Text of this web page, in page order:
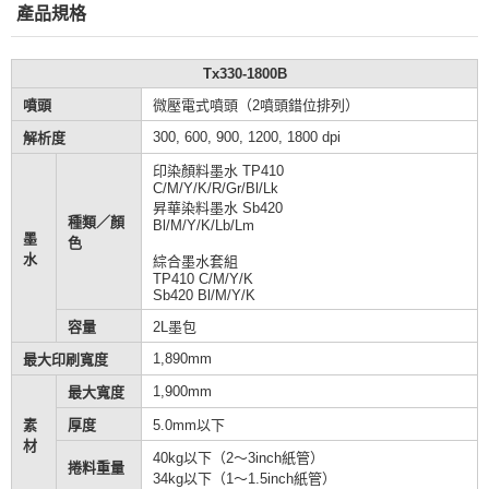
產品規格
Tx330-1800B
噴頭
微壓電式噴頭（2噴頭錯位排列）
解析度
300, 600, 900, 1200, 1800 dpi
墨
水
種類／顏
色
印染顏料墨水 TP410
C/M/Y/K/R/Gr/Bl/Lk
昇華染料墨水 Sb420
Bl/M/Y/K/Lb/Lm
綜合墨水套組
TP410 C/M/Y/K
Sb420 Bl/M/Y/K
容量
2L墨包
最大印刷寬度
1,890mm
素
材
最大寬度 1,900mm
厚度 5.0mm以下
捲料重量
40kg以下（2～3inch紙管）
34kg以下（1～1.5inch紙管）